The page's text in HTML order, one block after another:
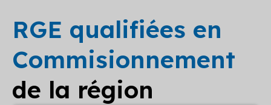
RGE qualifiées en
Commisionnement
de la région